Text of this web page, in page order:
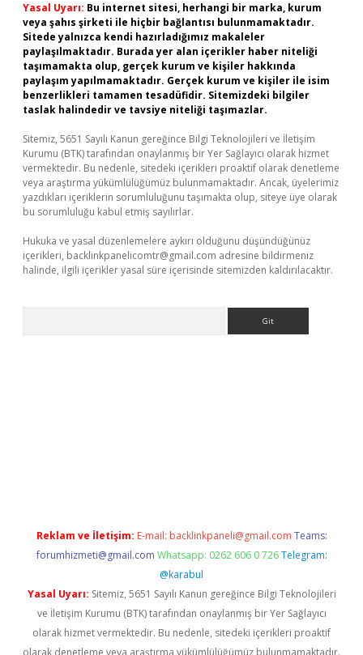
Yasal Uyarı: Bu internet sitesi, herhangi bir marka, kurum
veya şahıs şirketi ile hiçbir bağlantısı bulunmamaktadır.
Sitede yalnızca kendi hazırladığımız makaleler
paylaşılmaktadır. Burada yer alan içerikler haber niteliği
taşımamakta olup, gerçek kurum ve kişiler hakkında
paylaşım yapılmamaktadır. Gerçek kurum ve kişiler ile isim
benzerlikleri tamamen tesadüfidir. Sitemizdeki bilgiler
taslak halindedir ve tavsiye niteliği taşımazlar.
Sitemiz, 5651 Sayılı Kanun gereğince Bilgi Teknolojileri ve İletişim
Kurumu (BTK) tarafından onaylanmış bir Yer Sağlayıcı olarak hizmet
vermektedir. Bu nedenle, sitedeki içerikleri proaktif olarak denetleme
veya araştırma yükümlülüğümüz bulunmamaktadır. Ancak, üyelerimiz
yazdıkları içeriklerin sorumluluğunu taşımakta olup, siteye üye olarak
bu sorumluluğu kabul etmiş sayılırlar.
Hukuka ve yasal düzenlemelere aykırı olduğunu düşündüğünüz
içerikleri, backlinkpanelicomtr@gmail.com adresine bildirmeniz
halinde, ilgili içerikler yasal süre içerisinde sitemizden kaldırılacaktır.
Reklam ve İletişim: E-mail: backlinkpaneli@gmail.com Teams:
forumhizmeti@gmail.com Whatsapp: 0262 606 0 726 Telegram:
@karabul
Yasal Uyarı: Sitemiz, 5651 Sayılı Kanun gereğince Bilgi Teknolojileri
ve İletişim Kurumu (BTK) tarafından onaylanmış bir Yer Sağlayıcı
olarak hizmet vermektedir. Bu nedenle, sitedeki içerikleri proaktif
olarak denetleme veya araştırma yükümlülüğümüz bulunmamaktadır.